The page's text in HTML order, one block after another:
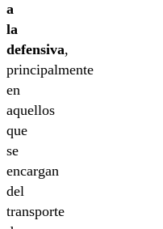
a
la
defensiva,
principalmente
en
aquellos
que
se
encargan
del
transporte